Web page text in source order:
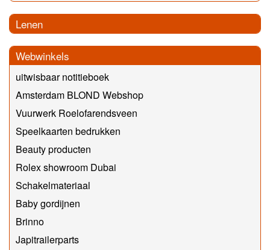
Lenen
Webwinkels
uitwisbaar notitieboek
Amsterdam BLOND Webshop
Vuurwerk Roelofarendsveen
Speelkaarten bedrukken
Beauty producten
Rolex showroom Dubai
Schakelmateriaal
Baby gordijnen
Brinno
Japitrailerparts